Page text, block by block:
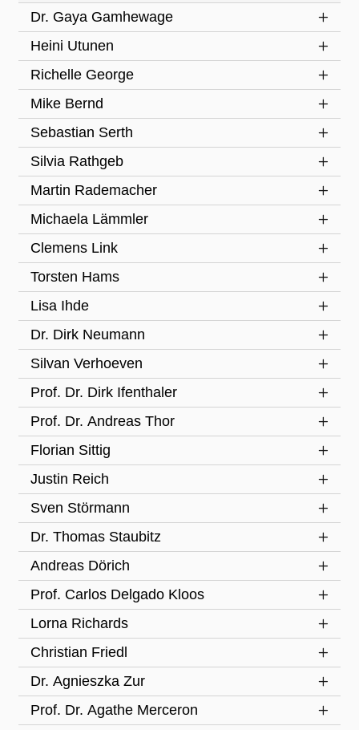
Dr. Gaya Gamhewage
Heini Utunen
Richelle George
Mike Bernd
Sebastian Serth
Silvia Rathgeb
Martin Rademacher
Michaela Lämmler
Clemens Link
Torsten Hams
Lisa Ihde
Dr. Dirk Neumann
Silvan Verhoeven
Prof. Dr. Dirk Ifenthaler
Prof. Dr. Andreas Thor
Florian Sittig
Justin Reich
Sven Störmann
Dr. Thomas Staubitz
Andreas Dörich
Prof. Carlos Delgado Kloos
Lorna Richards
Christian Friedl
Dr. Agnieszka Zur
Prof. Dr. Agathe Merceron